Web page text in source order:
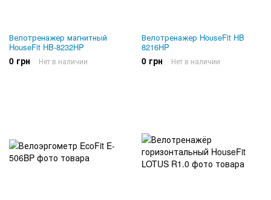
Велотренажер магнитный
HouseFit HB-8232HP
0 грн Нет в наличии
Велотренажер HouseFit HB
8216HP
0 грн Нет в наличии